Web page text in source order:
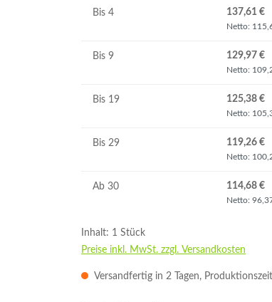
Bis 4 137,61 €
Netto:
Bis 9 129,97 €
Netto:
Bis 19 125,38 €
Netto:
Bis 29 119,26 €
Netto:
Ab 30 114,68 €
Netto:
Inhalt: 1 Stück
Preise inkl. MwSt. zzgl. Versandkosten
Versandfertig in 2 Tagen,